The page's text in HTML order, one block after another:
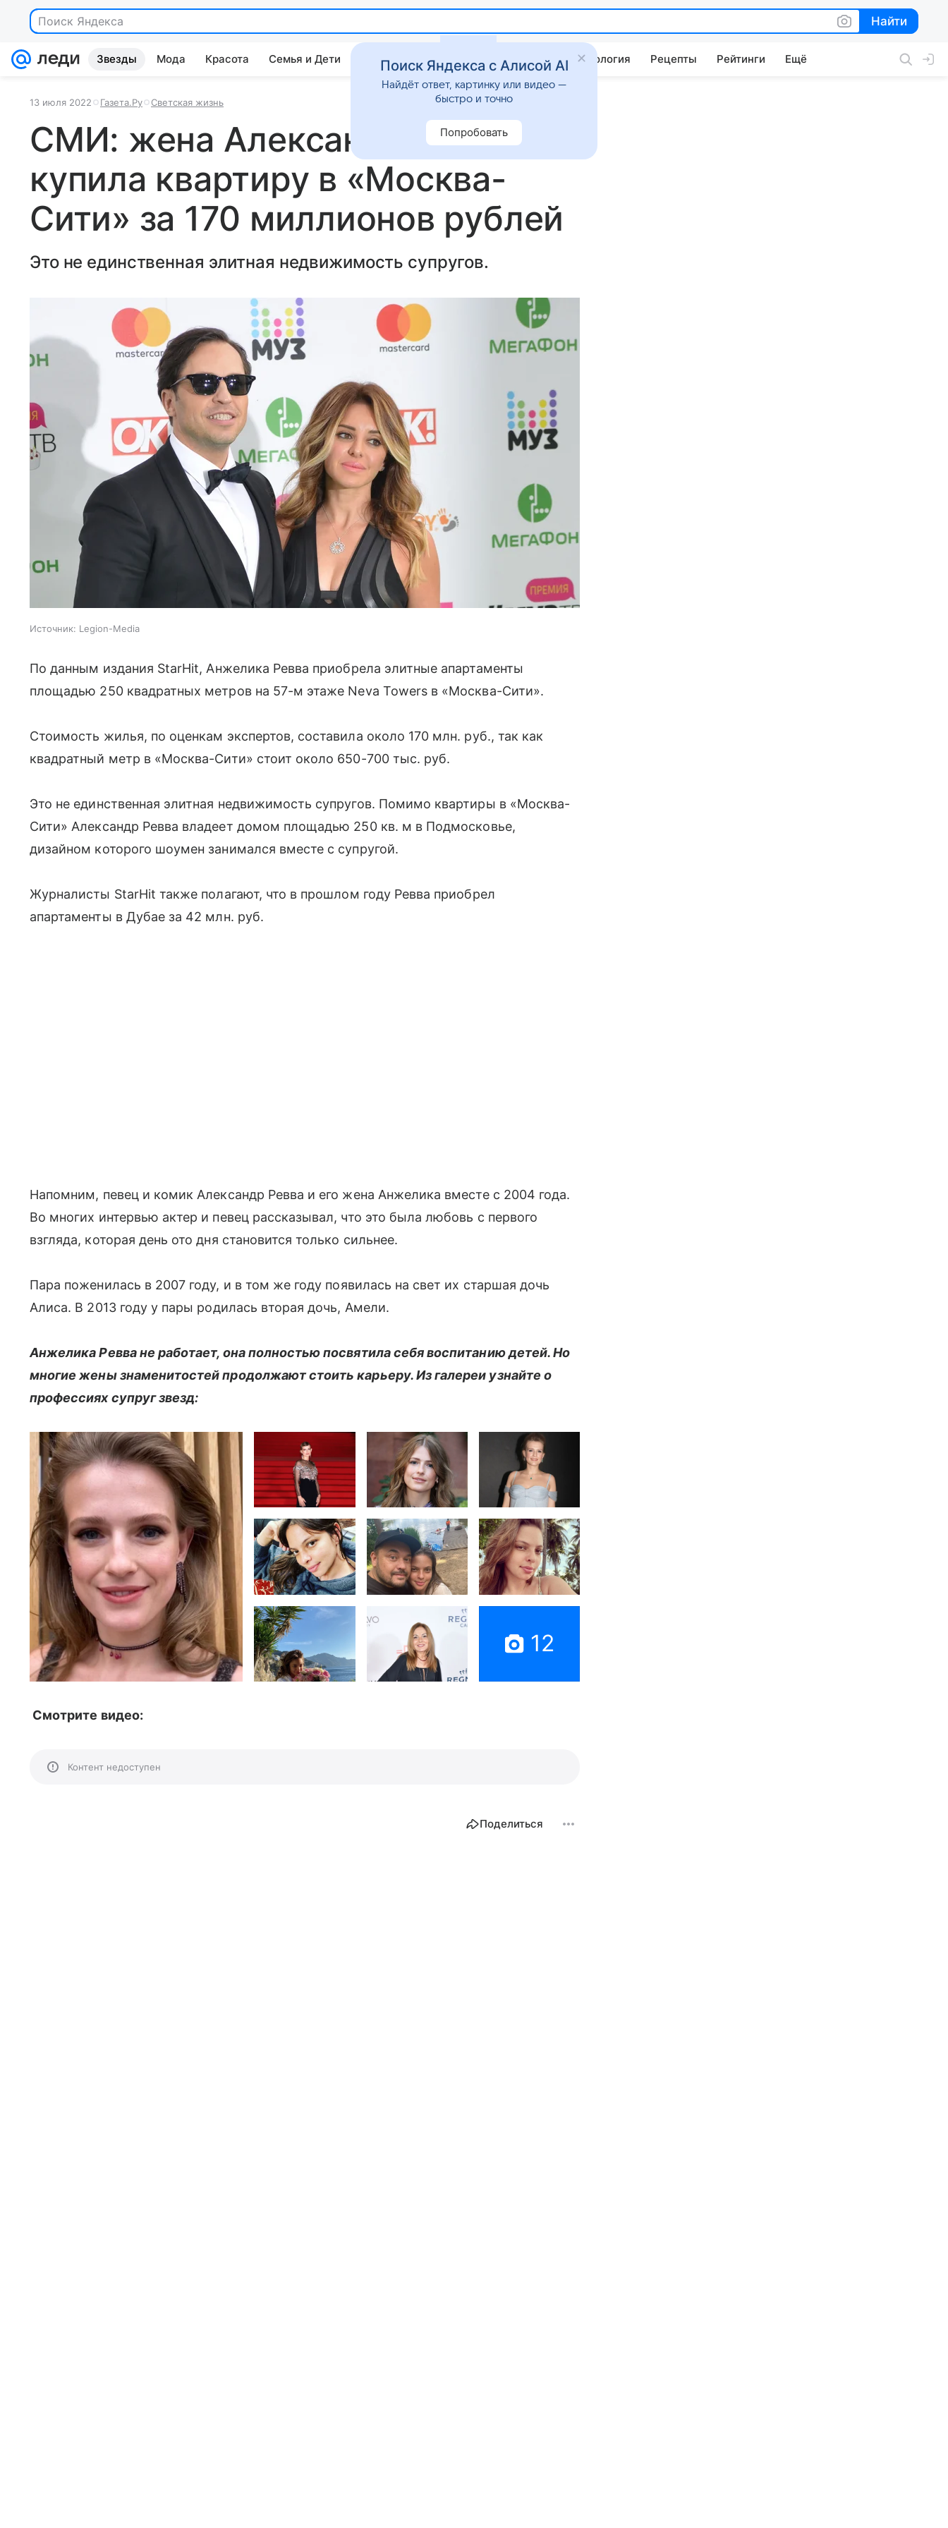
Поиск Яндекса Найти
Найти
Звезды Мода Красота Семья и Дети Дом Гороскопы Стиль жизни Психология Рецепты Рейтинги Ещё
13 июля 2022 Газета.Ру Светская жизнь
СМИ: жена Александра Реввы
купила квартиру в «Москва-
Сити» за 170 миллионов рублей
Это не единственная элитная недвижимость супругов.
Источник: Legion-Media
По данным издания StarHit, Анжелика Ревва приобрела элитные апартаменты
площадью 250 квадратных метров на 57-м этаже Neva Towers в «Москва-Сити».
Стоимость жилья, по оценкам экспертов, составила около 170 млн. руб., так как
квадратный метр в «Москва-Сити» стоит около 650-700 тыс. руб.
Это не единственная элитная недвижимость супругов. Помимо квартиры в «Москва-
Сити» Александр Ревва владеет домом площадью 250 кв. м в Подмосковье,
дизайном которого шоумен занимался вместе с супругой.
Журналисты StarHit также полагают, что в прошлом году Ревва приобрел
апартаменты в Дубае за 42 млн. руб.
Напомним, певец и комик Александр Ревва и его жена Анжелика вместе с 2004 года.
Во многих интервью актер и певец рассказывал, что это была любовь с первого
взгляда, которая день ото дня становится только сильнее.
Пара поженилась в 2007 году, и в том же году появилась на свет их старшая дочь
Алиса. В 2013 году у пары родилась вторая дочь, Амели.
Анжелика Ревва не работает, она полностью посвятила себя воспитанию детей. Но
многие жены знаменитостей продолжают стоить карьеру. Из галереи узнайте о
профессиях супруг звезд:
12
Смотрите видео:
Контент недоступен
Поделиться
Поиск Яндекса с Алисой AI
Найдёт ответ, картинку или видео —
быстро и точно
Попробовать